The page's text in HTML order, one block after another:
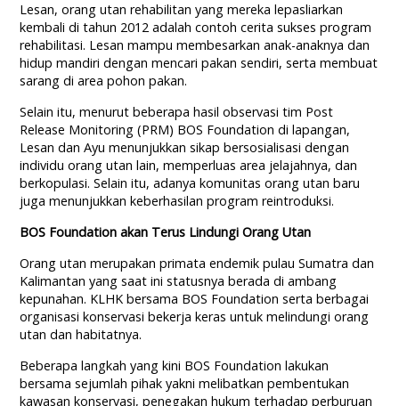
Lesan, orang utan rehabilitan yang mereka lepasliarkan
kembali di tahun 2012 adalah contoh cerita sukses program
rehabilitasi. Lesan mampu membesarkan anak-anaknya dan
hidup mandiri dengan mencari pakan sendiri, serta membuat
sarang di area pohon pakan.
Selain itu, menurut beberapa hasil observasi tim Post
Release Monitoring (PRM) BOS Foundation di lapangan,
Lesan dan Ayu menunjukkan sikap bersosialisasi dengan
individu orang utan lain, memperluas area jelajahnya, dan
berkopulasi. Selain itu, adanya komunitas orang utan baru
juga menunjukkan keberhasilan program reintroduksi.
BOS Foundation akan Terus Lindungi Orang Utan
Orang utan merupakan primata endemik pulau Sumatra dan
Kalimantan yang saat ini statusnya berada di ambang
kepunahan. KLHK bersama BOS Foundation serta berbagai
organisasi konservasi bekerja keras untuk melindungi orang
utan dan habitatnya.
Beberapa langkah yang kini BOS Foundation lakukan
bersama sejumlah pihak yakni melibatkan pembentukan
kawasan konservasi, penegakan hukum terhadap perburuan